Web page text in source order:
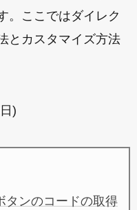
。ここではダイレク
とカスタマイズ方法
)
タンのコードの取得